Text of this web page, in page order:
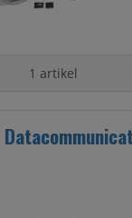
1 artikel